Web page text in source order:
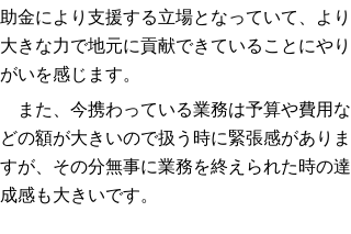
助金により支援する立場となっていて、より
大きな力で地元に貢献できていることにやり
がいを感じます。
また、今携わっている業務は予算や費用な
どの額が大きいので扱う時に緊張感がありま
すが、その分無事に業務を終えられた時の達
成感も大きいです。